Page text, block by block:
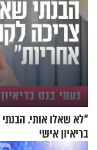
"לא שאלו אותי.
בריאיון אישי